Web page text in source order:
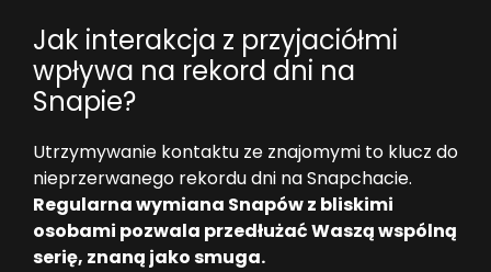
Jak interakcja z przyjaciółmi
wpływa na rekord dni na
Snapie?
Utrzymywanie kontaktu ze znajomymi to klucz do
nieprzerwanego rekordu dni na Snapchacie.
Regularna wymiana Snapów z bliskimi
osobami pozwala przedłużać Waszą wspólną
serię, znaną jako smuga.